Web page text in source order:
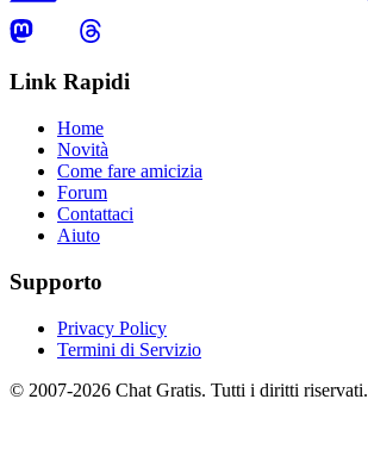
Link Rapidi
Home
Novità
Come fare amicizia
Forum
Contattaci
Aiuto
Supporto
Privacy Policy
Termini di Servizio
© 2007-2026 Chat Gratis. Tutti i diritti riservati.